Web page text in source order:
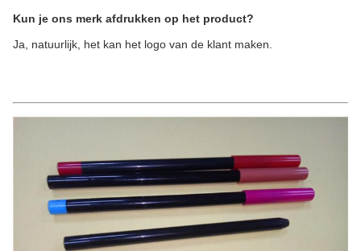
Kun je ons merk afdrukken op het product?
Ja, natuurlijk, het kan het logo van de klant maken.